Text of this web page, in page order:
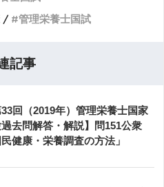
管理栄養士国試
記事
33回（2019年）管理栄養士国家
去問解答・解説】問151公衆
民健康・栄養調査の方法」